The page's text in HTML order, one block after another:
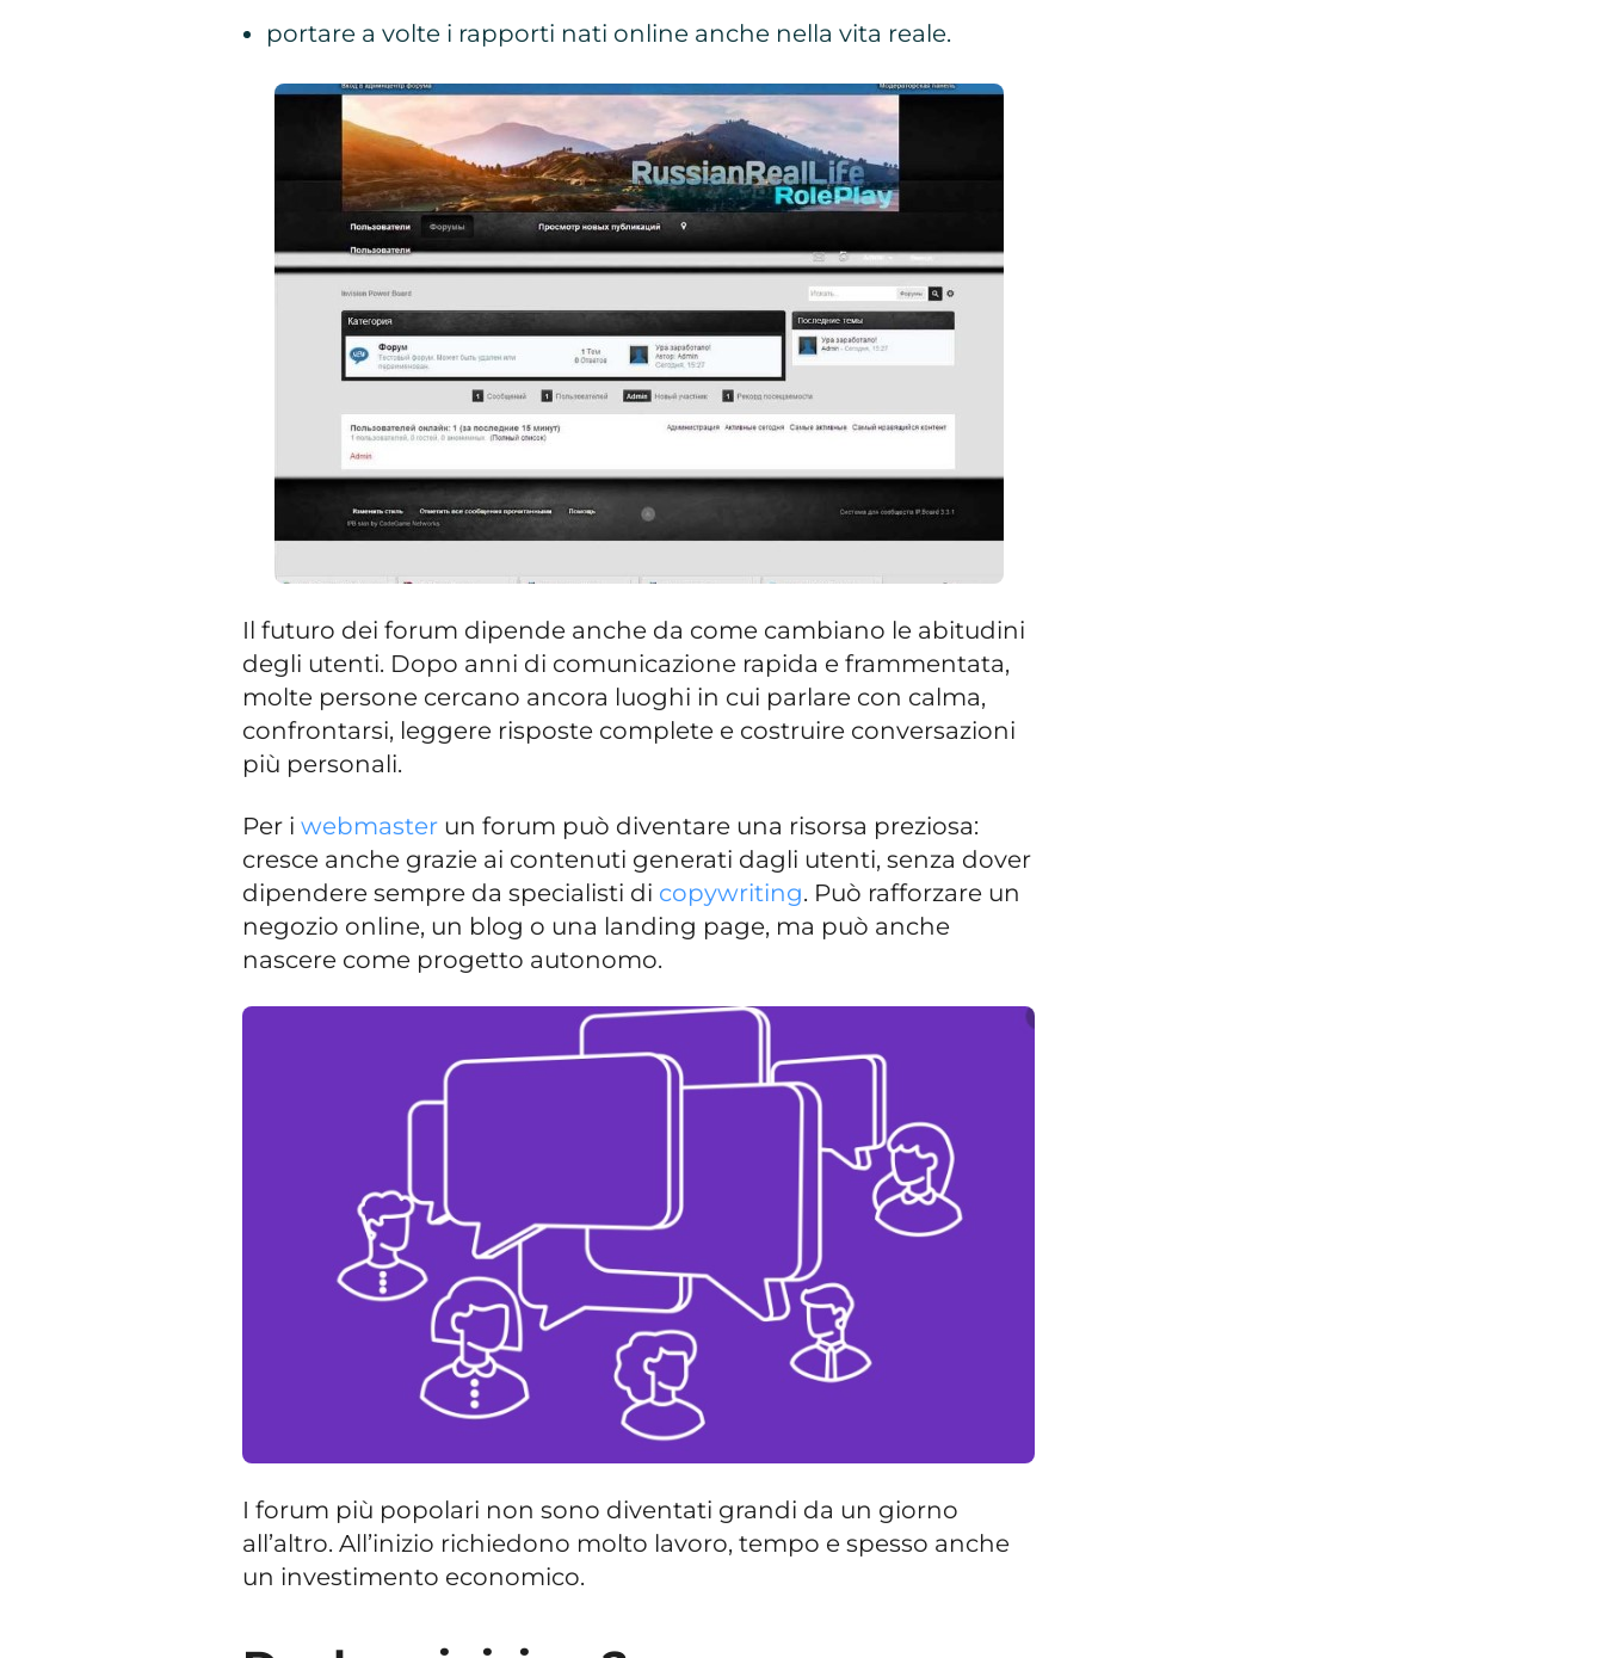
portare a volte i rapporti nati online anche nella vita reale.
Il futuro dei forum dipende anche da come cambiano le abitudini
degli utenti. Dopo anni di comunicazione rapida e frammentata,
molte persone cercano ancora luoghi in cui parlare con calma,
confrontarsi, leggere risposte complete e costruire conversazioni
più personali.
Per iwebmaster un forum può diventare una risorsa preziosa:
cresce anche grazie ai contenuti generati dagli utenti, senza dover
dipendere sempre da specialisti di copywriting. Può rafforzare un
negozio online, un blog o una landing page, ma può anche
nascere come progetto autonomo.
I forum più popolari non sono diventati grandi da un giorno
all’altro. All’inizio richiedono molto lavoro, tempo e spesso anche
un investimento economico.